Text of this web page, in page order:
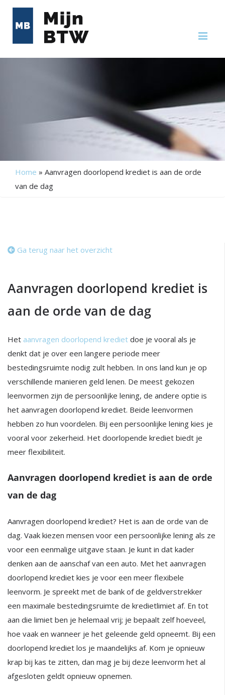
Home » Aanvragen doorlopend krediet is aan de orde
van de dag
Ga terug naar het overzicht
Aanvragen doorlopend krediet is
aan de orde van de dag
Het aanvragen doorlopend krediet doe je vooral als je
denkt dat je over een langere periode meer
bestedingsruimte nodig zult hebben. In ons land kun je op
verschillende manieren geld lenen. De meest gekozen
leenvormen zijn de persoonlijke lening, de andere optie is
het aanvragen doorlopend krediet. Beide leenvormen
hebben zo hun voordelen. Bij een persoonlijke lening kies je
vooral voor zekerheid. Het doorlopende krediet biedt je
meer flexibiliteit.
Aanvragen doorlopend krediet is aan de orde
van de dag
Aanvragen doorlopend krediet? Het is aan de orde van de
dag. Vaak kiezen mensen voor een persoonlijke lening als ze
voor een eenmalige uitgave staan. Je kunt in dat kader
denken aan de aanschaf van een auto. Met het aanvragen
doorlopend krediet kies je voor een meer flexibele
leenvorm. Je spreekt met de bank of de geldverstrekker
een maximale bestedingsruimte de kredietlimiet af. En tot
aan die limiet ben je helemaal vrij; je bepaalt zelf hoeveel,
hoe vaak en wanneer je het geleende geld opneemt. Bij een
doorlopend krediet los je maandelijks af. Kom je opnieuw
krap bij kas te zitten, dan mag je bij deze leenvorm het al
afgesloten geldt opnieuw opnemen.